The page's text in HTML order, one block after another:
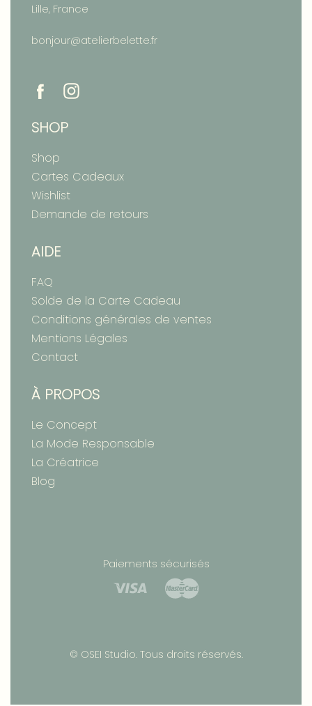
Lille, France
bonjour@atelierbelette.fr
SHOP
Shop
Cartes Cadeaux
Wishlist
Demande de retours
AIDE
FAQ
Solde de la Carte Cadeau
Conditions générales de ventes
Mentions Légales
Contact
À PROPOS
Le Concept
La Mode Responsable
La Créatrice
Blog
© OSEI Studio. Tous droits réservés.
Paiements sécurisés